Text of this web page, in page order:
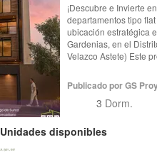
¡Descubre e Invierte
departamentos tipo
ubicación estratégica
Gardenias, en el
Velazco Astete) Este proyecto está rodeado de hermosos parques recreativos y
este edificio ofrece una
inmobiliaria cuenta
BBQ, opciones de
y 3 dormitorios con
Publicado por GS
3 Dorm.
Unidades disponibles